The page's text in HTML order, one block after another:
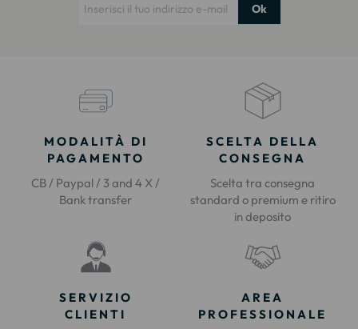
Ok
MODALITÀ DI
PAGAMENTO
CB / Paypal / 3 and 4 X /
Bank transfer
SCELTA DELLA
CONSEGNA
Scelta tra consegna
standard o premium e ritiro
in deposito
SERVIZIO
CLIENTI
AREA
PROFESSIONALE